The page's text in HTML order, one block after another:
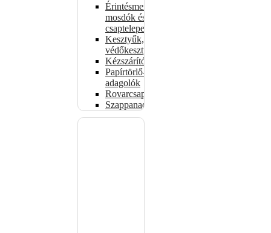
Érintésmentes
mosdók és
csaptelepek
Kesztyűk,
védőkesztyűk
Kézszárítók
Papírtörlő-
adagolók
Rovarcsapdák
Szappanadagolók